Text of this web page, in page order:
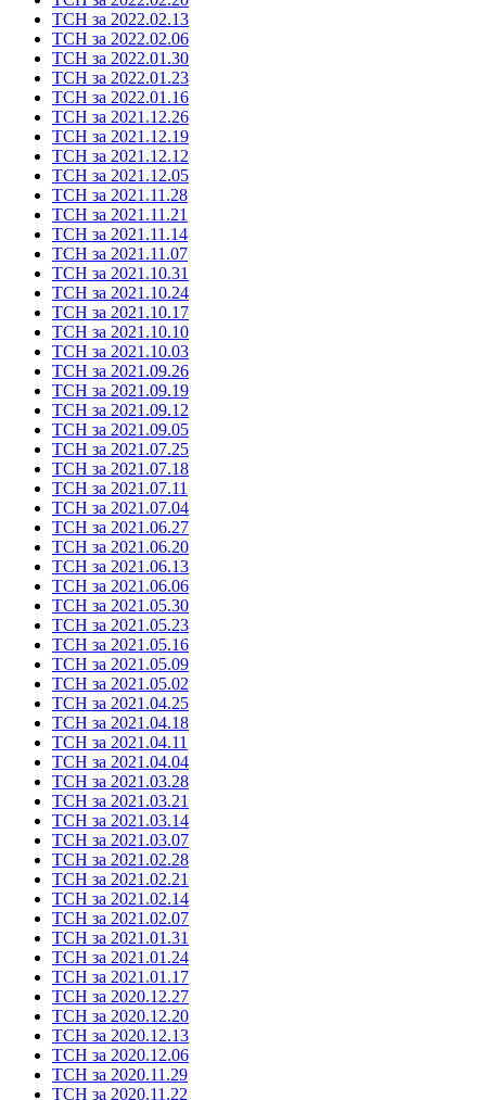
ТСН за 2022.02.13
ТСН за 2022.02.06
ТСН за 2022.01.30
ТСН за 2022.01.23
ТСН за 2022.01.16
ТСН за 2021.12.26
ТСН за 2021.12.19
ТСН за 2021.12.12
ТСН за 2021.12.05
ТСН за 2021.11.28
ТСН за 2021.11.21
ТСН за 2021.11.14
ТСН за 2021.11.07
ТСН за 2021.10.31
ТСН за 2021.10.24
ТСН за 2021.10.17
ТСН за 2021.10.10
ТСН за 2021.10.03
ТСН за 2021.09.26
ТСН за 2021.09.19
ТСН за 2021.09.12
ТСН за 2021.09.05
ТСН за 2021.07.25
ТСН за 2021.07.18
ТСН за 2021.07.11
ТСН за 2021.07.04
ТСН за 2021.06.27
ТСН за 2021.06.20
ТСН за 2021.06.13
ТСН за 2021.06.06
ТСН за 2021.05.30
ТСН за 2021.05.23
ТСН за 2021.05.16
ТСН за 2021.05.09
ТСН за 2021.05.02
ТСН за 2021.04.25
ТСН за 2021.04.18
ТСН за 2021.04.11
ТСН за 2021.04.04
ТСН за 2021.03.28
ТСН за 2021.03.21
ТСН за 2021.03.14
ТСН за 2021.03.07
ТСН за 2021.02.28
ТСН за 2021.02.21
ТСН за 2021.02.14
ТСН за 2021.02.07
ТСН за 2021.01.31
ТСН за 2021.01.24
ТСН за 2021.01.17
ТСН за 2020.12.27
ТСН за 2020.12.20
ТСН за 2020.12.13
ТСН за 2020.12.06
ТСН за 2020.11.29
ТСН за 2020.11.22